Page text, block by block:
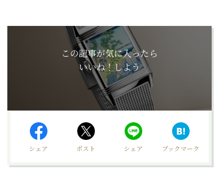
この記事が気に入ったら
いいね！しよう
シェア ポスト シェア ブックマーク